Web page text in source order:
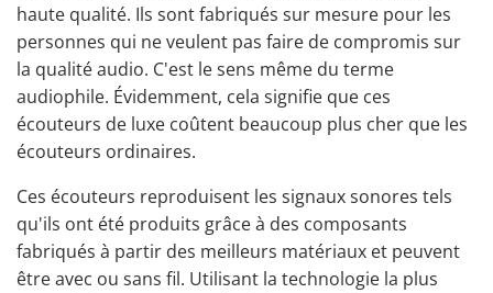
haute qualité. Ils sont fabriqués sur mesure pour les
personnes qui ne veulent pas faire de compromis sur
la qualité audio. C'est le sens même du terme
audiophile. Évidemment, cela signifie que ces
écouteurs de luxe coûtent beaucoup plus cher que les
écouteurs ordinaires.
Ces écouteurs reproduisent les signaux sonores tels
qu'ils ont été produits grâce à des composants
fabriqués à partir des meilleurs matériaux et peuvent
être avec ou sans fil. Utilisant la technologie la plus